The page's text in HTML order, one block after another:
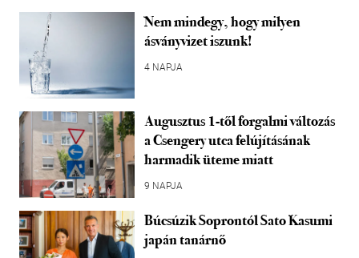
Nem mindegy, hogy milyen
ásványvizet iszunk!
4 NAPJA
Augusztus 1-től forgalmi változás
a Csengery utca felújításának
harmadik üteme miatt
9 NAPJA
Búcsúzik Soprontól Sato Kasumi
japán tanárnő